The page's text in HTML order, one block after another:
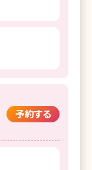
予約する